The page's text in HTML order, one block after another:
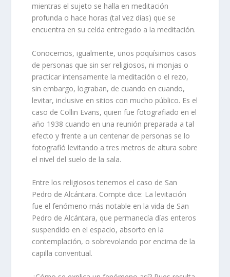
mientras el sujeto se halla en meditación
profunda o hace horas (tal vez días) que se
encuentra en su celda entregado a la meditación.
Conocemos, igualmente, unos poquísimos casos
de personas que sin ser religiosos, ni monjas o
practicar intensamente la meditación o el rezo,
sin embargo, lograban, de cuando en cuando,
levitar, inclusive en sitios con mucho público. Es el
caso de Collin Evans, quien fue fotografiado en el
año 1938 cuando en una reunión preparada a tal
efecto y frente a un centenar de personas se lo
fotografió levitando a tres metros de altura sobre
el nivel del suelo de la sala.
Entre los religiosos tenemos el caso de San
Pedro de Alcántara. Compte dice: La levitación
fue el fenómeno más notable en la vida de San
Pedro de Alcántara, que permanecía días enteros
suspendido en el espacio, absorto en la
contemplación, o sobrevolando por encima de la
capilla conventual.